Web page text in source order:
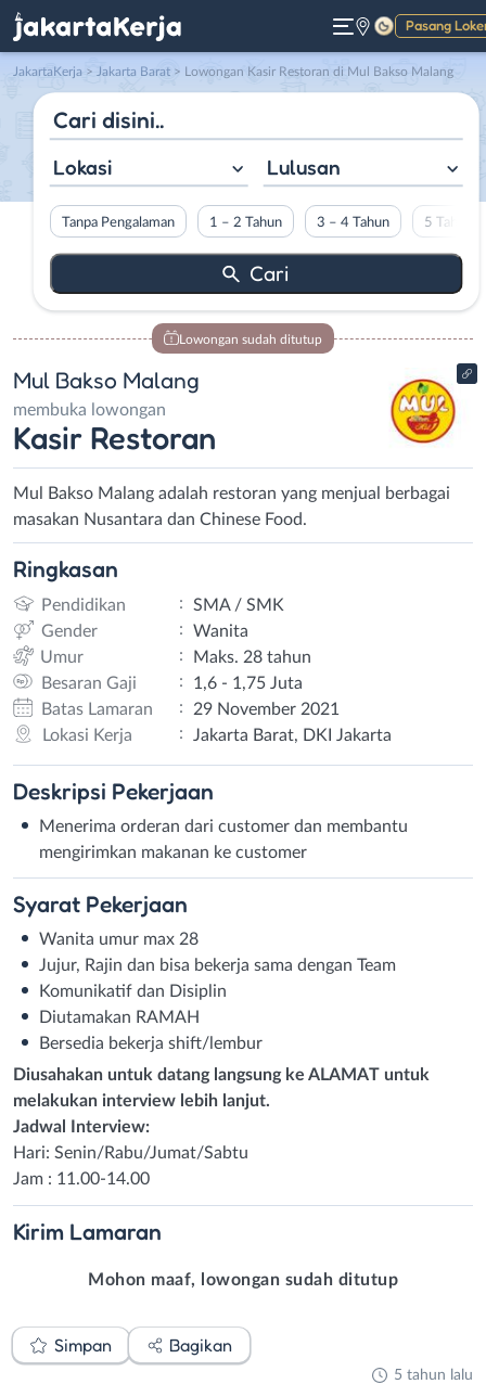
Pasang
Gelap
JakartaKerja > Jakarta Barat > Lowongan Kasir Restoran di Mul Bakso Malang
Lokasi Lulusan
Tanpa Pengalaman 1 – 2 Tahun 3 – 4 Tahun 5 Tahun
Lowongan sudah ditutup
Mul Bakso Malang
membuka lowongan
Kasir Restoran
Mul Bakso Malang adalah restoran yang menjual berbagai
masakan Nusantara dan Chinese Food.
Ringkasan
Pendidikan :
SMA / SMK
Gender
:
Wanita
Umur
:
Maks. 28 tahun
Besaran Gaji
:
1,6 - 1,75 Juta
Batas Lamaran
:
29 November 2021
Lokasi Kerja
: Jakarta Barat, DKI Jakarta
Deskripsi Pekerjaan
Menerima orderan dari customer dan membantu
mengirimkan makanan ke customer
Syarat Pekerjaan
Wanita umur max 28
Jujur, Rajin dan bisa bekerja sama dengan Team
Komunikatif dan Disiplin
Diutamakan RAMAH
Bersedia bekerja shift/lembur
Diusahakan untuk datang langsung ke ALAMAT untuk
melakukan interview lebih lanjut.
Jadwal Interview:
Hari: Senin/Rabu/Jumat/Sabtu
Jam : 11.00-14.00
Kirim Lamaran
Mohon maaf, lowongan sudah ditutup
Simpan Bagikan
5 tahun lalu